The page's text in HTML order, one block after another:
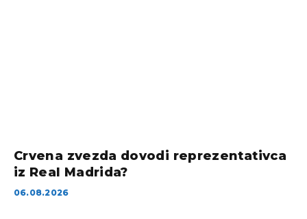
Crvena zvezda dovodi reprezentativca
iz Real Madrida?
06.08.2026